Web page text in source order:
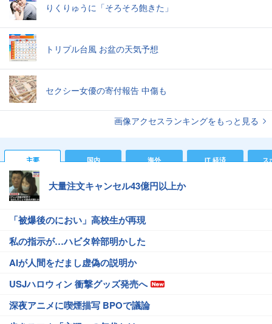
りくりゅうに「そろそろ飽きた」
トリプル台風 お盆の天気予想
セクシー女優の寄付報告 中傷も
画像アクセスランキングをもっと見る
主要 国内 海外 IT 経済 ス
大量注文キャンセル43億円以上か
「被爆後のにおい」高校生が再現
私の指示が…ハビタ幹部明かした
AIが人間をだまし虚偽の説明か
USJハロウィン 衝撃グッズ発売へ
深夜アニメに喫煙描写 BPOで議論